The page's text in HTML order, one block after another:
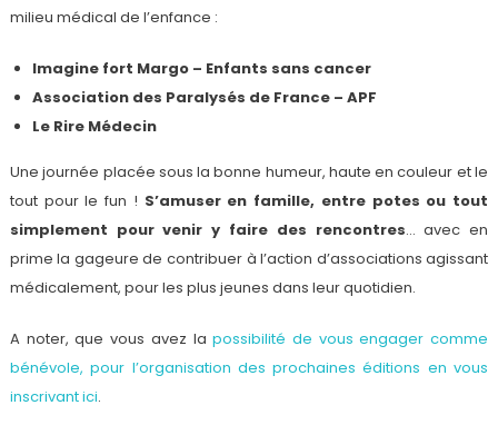
milieu médical de l’enfance :
Imagine fort Margo – Enfants sans cancer
Association des Paralysés de France – APF
Le Rire Médecin
Une journée placée sous la bonne humeur, haute en couleur et le
tout pour le fun ! S’amuser en famille, entre potes ou tout
simplement pour venir y faire des rencontres… avec en
prime la gageure de contribuer à l’action d’associations agissant
médicalement, pour les plus jeunes dans leur quotidien.
A noter, que vous avez lapossibilité de vous engager comme
bénévole, pour l’organisation des prochaines éditions en vous
inscrivant ici.